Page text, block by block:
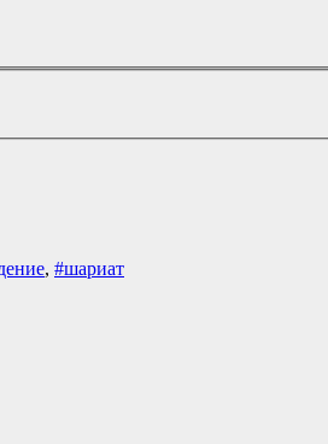
, #шариат